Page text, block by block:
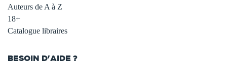
Auteurs de A à Z
18+
Catalogue libraires
BESOIN D'AIDE ?